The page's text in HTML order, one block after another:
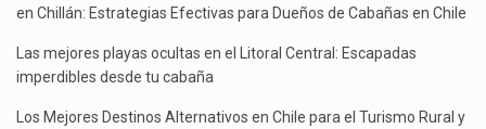
en Chillán: Estrategias Efectivas para Dueños de Cabañas en Chile
Las mejores playas ocultas en el Litoral Central: Escapadas
imperdibles desde tu cabaña
Los Mejores Destinos Alternativos en Chile para el Turismo Rural y